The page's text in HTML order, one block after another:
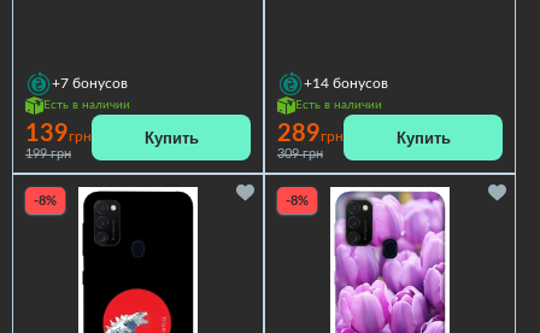
+7 бонусов
Есть в наличии
139грн
199 грн
Купить
+14 бонусов
Есть в наличии
289грн
309 грн
Купить
-8% -8%